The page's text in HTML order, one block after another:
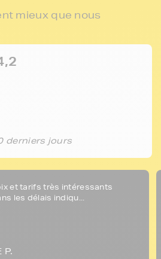
mieux que nous
derniers jours
et tarifs très intéressants
les délais indiqu...
P.